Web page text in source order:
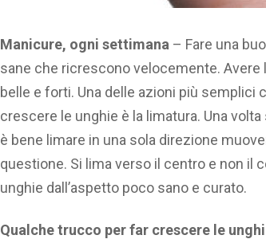
Manicure, ogni settimana – Fare una
sane che ricrescono velocemente. Avere
belle e forti. Una delle azioni più semplici
crescere le unghie è la limatura. Una
è bene limare in una sola direzione
questione. Si lima verso il centro e non il
unghie dall’aspetto poco sano e curato.
Qualche trucco per far crescere le